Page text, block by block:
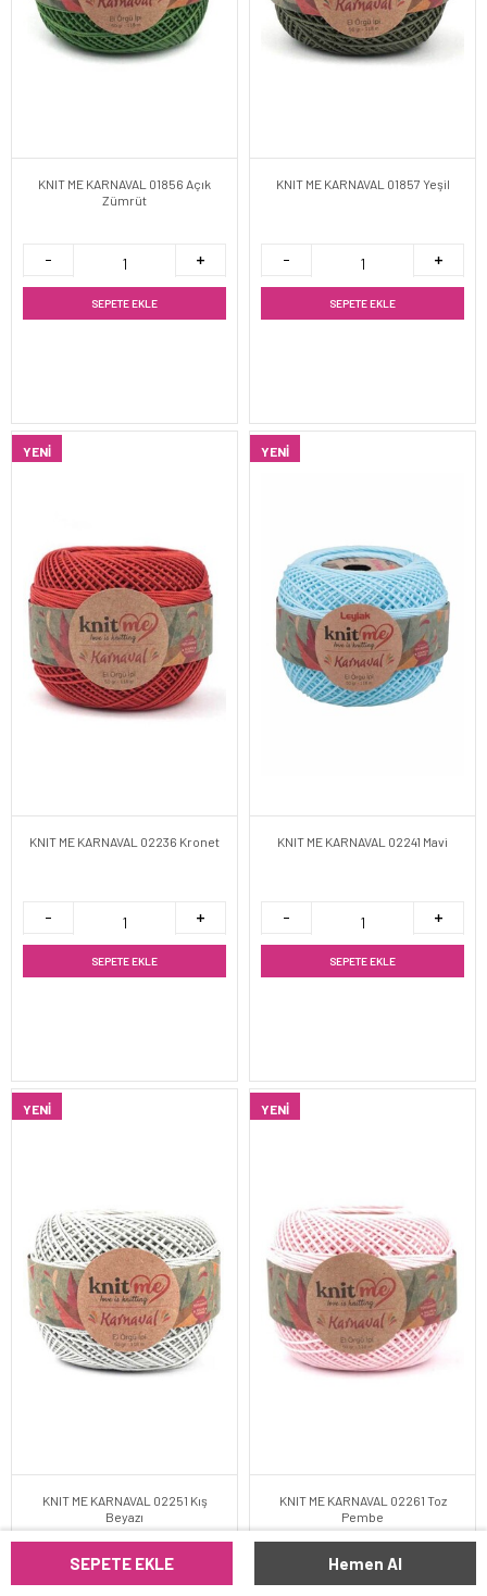
SEPETE EKLE Hemen Al
KNIT ME KARNAVAL 01856 Açık
Zümrüt
SEPETE EKLE
KNIT ME KARNAVAL 01857 Yeşil
SEPETE EKLE
YENI
KNIT ME KARNAVAL 02236 Kronet
SEPETE EKLE
YENI
KNIT ME KARNAVAL 02241 Mavi
SEPETE EKLE
YENI
KNIT ME KARNAVAL 02251 Kış
Beyazı
YENI
KNIT ME KARNAVAL 02261 Toz
Pembe